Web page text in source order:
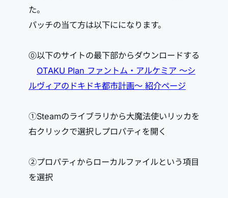
た。
パッチの当て方は以下にになります。
⓪以下のサイトの最下部からダウンロードする
OTAKU Plan ファントム・アルケミア ～シ
ルヴィアのドキドキ都市計画～ 紹介ページ
①Steamのライブラリから大魔法使いリッカを
右クリックで選択しプロパティを開く
②プロパティからローカルファイルという項目
を選択